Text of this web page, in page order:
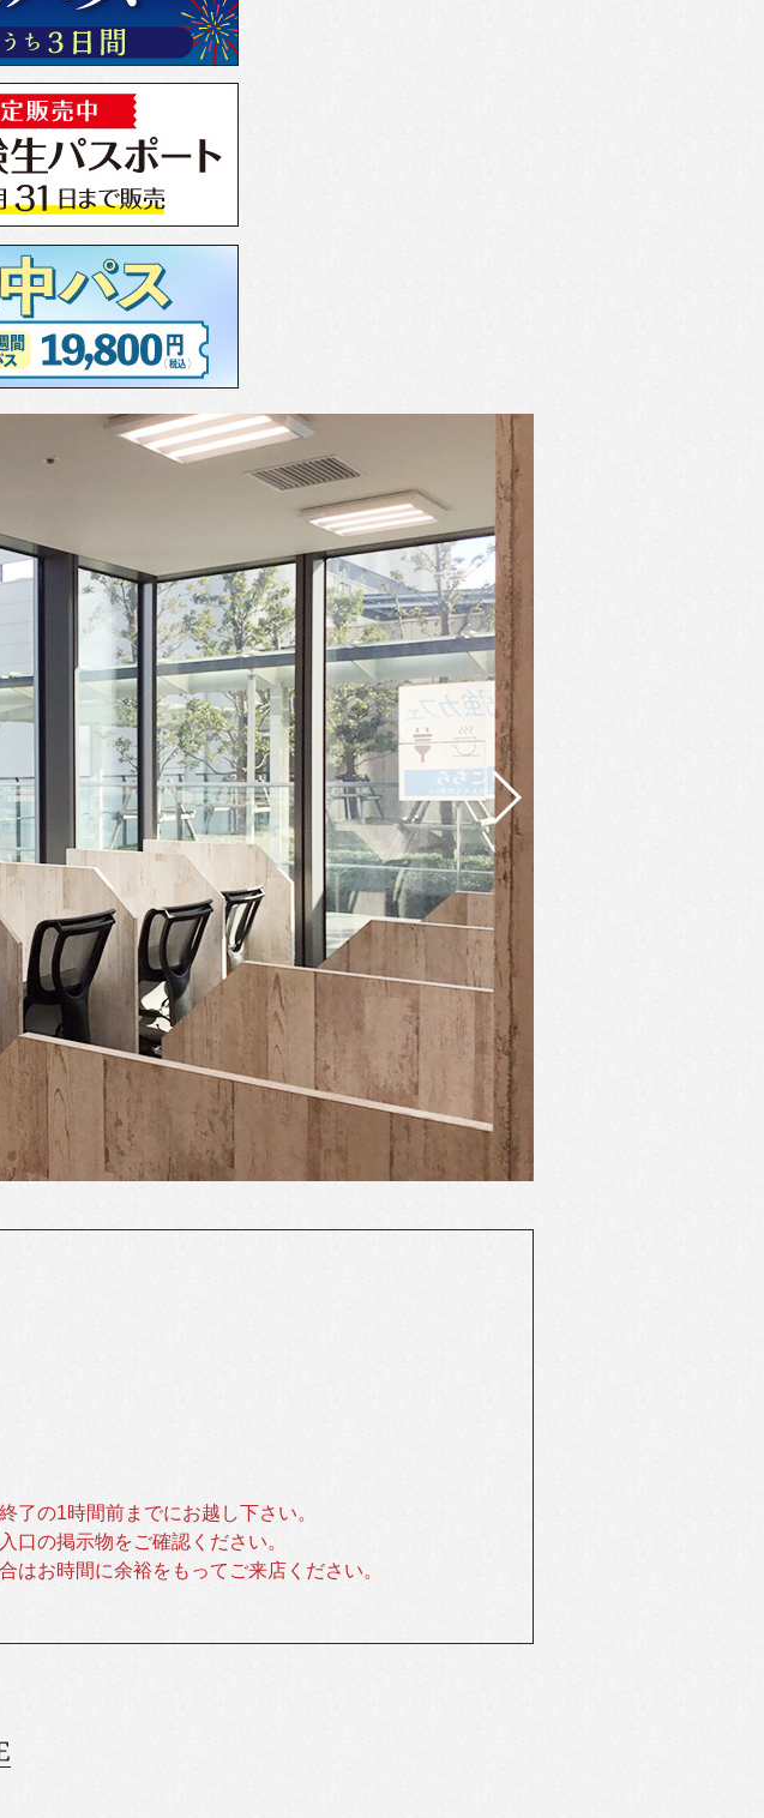
了の1時間前までにお越し下さい。
口の掲示物をご確認ください。
お時間に余裕をもってご来店ください。